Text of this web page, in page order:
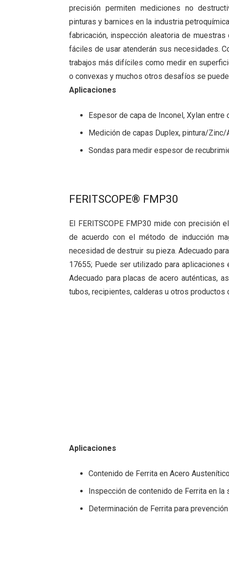
precisión permiten mediciones no
pinturas y barnices en la industria
fabricación, inspección aleatoria de
fáciles de usar atenderán sus necesidades.
trabajos más difíciles como medir en
o convexas y muchos otros desafíos se
Aplicaciones
Espesor de capa de Inconel, Xylan
Medición de capas Duplex, pintura/
Sondas para medir espesor de
FERITSCOPE® FMP30
El FERITSCOPE FMP30 mide con
de acuerdo con el método de inducción
necesidad de destruir su pieza. Adecuado
17655; Puede ser utilizado para
Adecuado para placas de acero auténticas,
tubos, recipientes, calderas u otros productos
Aplicaciones
Contenido de Ferrita en Acero
Inspección de contenido de Ferrita en la
Determinación de Ferrita para